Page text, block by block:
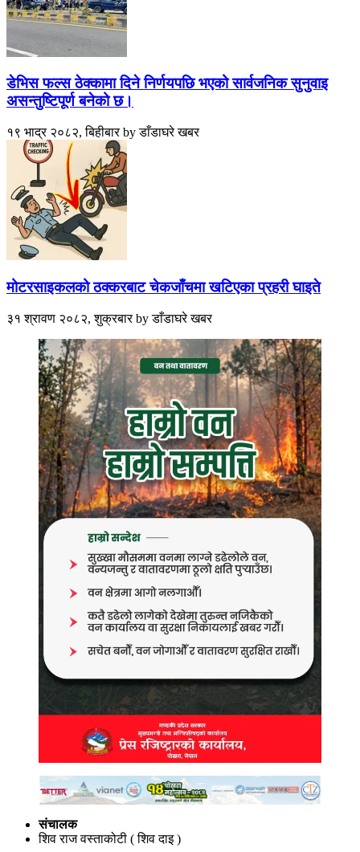
डेभिस फल्स ठेक्कामा दिने निर्णयपछि भएको सार्वजनिक सुनुवाइ
असन्तुष्टिपूर्ण बनेको छ।
१९ भाद्र २०८२, बिहीबारbyडाँडाघरे खबर
मोटरसाइकलको ठक्करबाट चेकजाँचमा खटिएका प्रहरी घाइते
३१ श्रावण २०८२, शुक्रबारbyडाँडाघरे खबर
संचालक
शिव राज वस्ताकोटी ( शिव दाइ )